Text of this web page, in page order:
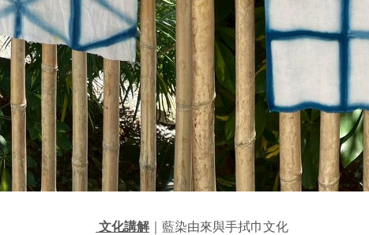
文化講解｜藍染由來與手拭巾文化